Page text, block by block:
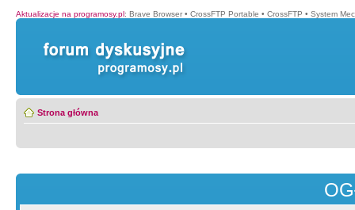
Aktualizacje na programosy.pl: Brave Browser • CrossFTP Portable • CrossFTP • System
Strona główna